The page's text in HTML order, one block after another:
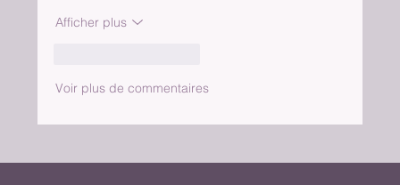
Afficher plus
Voir plus de commentaires